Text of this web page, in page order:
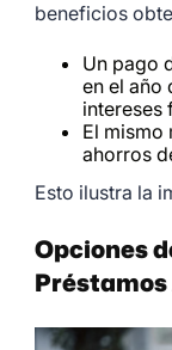
beneficios
Un pago
en el año
intereses
El mismo
ahorros
Esto ilustra la
Opciones